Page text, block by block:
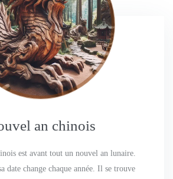
an chinois
est avant tout un nouvel an lunaire.
date change chaque année. Il se trouve